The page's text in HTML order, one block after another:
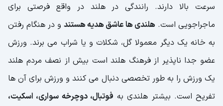
سرعت بالا دارند. رانندگی در هلند در واقع فرصتی برای
ماجراجویی است. هلندی ها عاشق هدیه هستند و در هنگام رفتن
به خانه یک دیگر معمولا گل، شکلات و یا شراب می برند. ورزش
عضو جدا ناپذیر از فرهنگ هلند است بیش از نصف مردم هلند
یک ورزش را به طور تخصصی دنبال می کنند و ورزش برای آن ها
تفریح است. بیشتر هلندی به فوتبال، دوچرخه سواری، اسکیت،